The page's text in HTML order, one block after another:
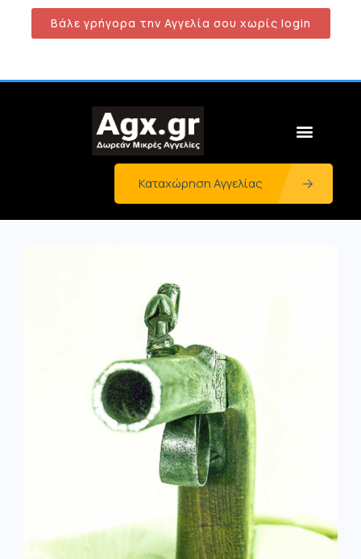
Βάλε γρήγορα την Αγγελία σου χωρίς login
Καταχώρηση Αγγελίας